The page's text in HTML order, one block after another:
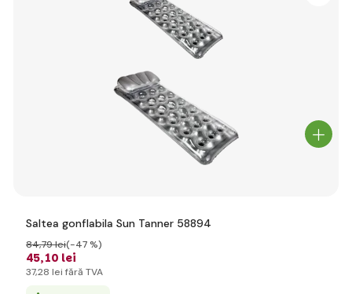
Saltea gonflabila Sun Tanner 58894
45,10 lei
84,79 lei(-47 %)
37,28 lei fără TVA